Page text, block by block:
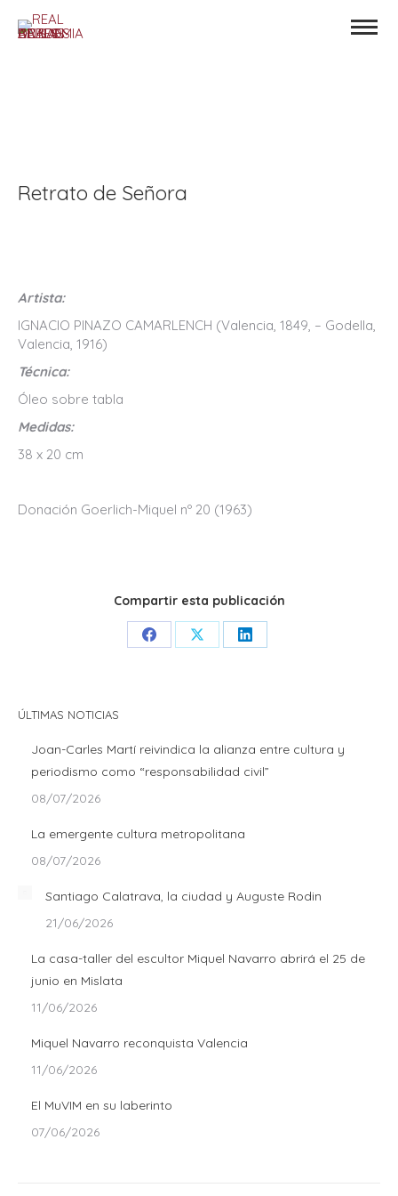
Retrato de Señora
Artista:
IGNACIO PINAZO CAMARLENCH (Valencia, 1849, – Godella,
Valencia, 1916)
Técnica:
Óleo sobre tabla
Medidas:
38 x 20 cm
Donación Goerlich-Miquel nº 20 (1963)
Compartir esta publicación
Share Share Share
ÚLTIMAS NOTICIAS
Joan-Carles Martí reivindica la alianza entre cultura y
periodismo como “responsabilidad civil”
08/07/2026
La emergente cultura metropolitana
08/07/2026
Santiago Calatrava, la ciudad y Auguste Rodin
21/06/2026
La casa-taller del escultor Miquel Navarro abrirá el 25 de
junio en Mislata
11/06/2026
Miquel Navarro reconquista Valencia
11/06/2026
El MuVIM en su laberinto
07/06/2026